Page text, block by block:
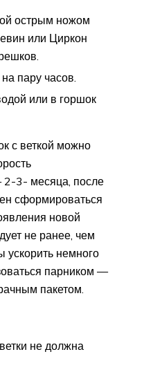
острым ножом
или Циркон
пару часов.
или в горшок
с веткой можно
3- месяца, после
сформироваться
новой
не ранее, чем
ускорить немного
парником —
пакетом.
не должна